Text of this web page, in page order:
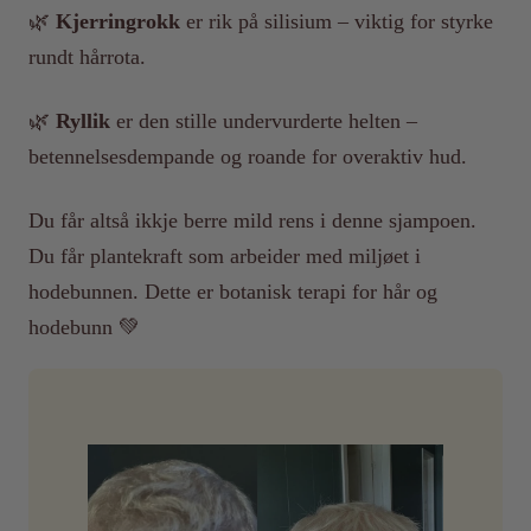
🌿 Kjerringrokk er rik på silisium – viktig for styrke
rundt hårrota.
🌿 Ryllik er den stille undervurderte helten –
betennelsesdempande og roande for overaktiv hud.
Du får altså ikkje berre mild rens i denne sjampoen.
Du får plantekraft som arbeider med miljøet i
hodebunnen. Dette er botanisk terapi for hår og
hodebunn 💚